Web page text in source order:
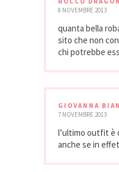
8 NOVEMBRE 2013
quanta bella
sito che non
chi potrebbe
GIOVANNA
7 NOVEMBRE 2013
l’ultimo outfit è
anche se in